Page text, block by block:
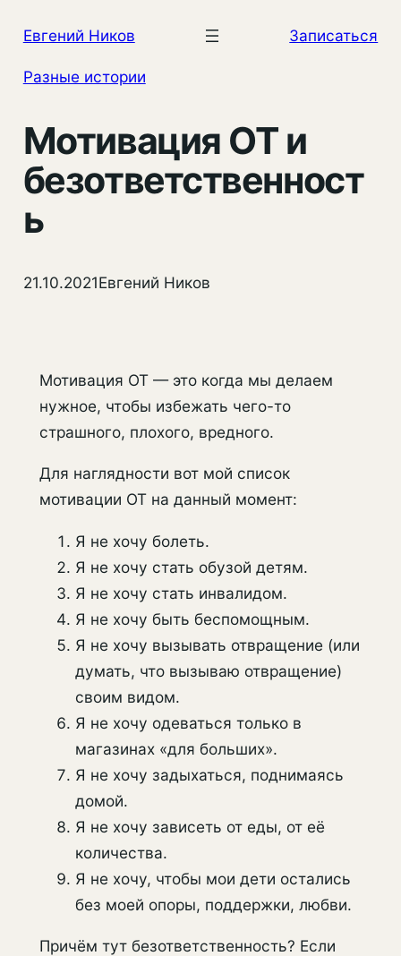
содержимому
Евгений Ников Записаться
Разные истории
Мотивация ОТ и
безответственност
ь
21.10.2021Евгений Ников
Мотивация ОТ — это когда мы делаем
нужное, чтобы избежать чего-то
страшного, плохого, вредного.
Для наглядности вот мой список
мотивации ОТ на данный момент:
Я не хочу болеть.
Я не хочу стать обузой детям.
Я не хочу стать инвалидом.
Я не хочу быть беспомощным.
Я не хочу вызывать отвращение (или
думать, что вызываю отвращение)
своим видом.
Я не хочу одеваться только в
магазинах «для больших».
Я не хочу задыхаться, поднимаясь
домой.
Я не хочу зависеть от еды, от её
количества.
Я не хочу, чтобы мои дети остались
без моей опоры, поддержки, любви.
Причём тут безответственность? Если